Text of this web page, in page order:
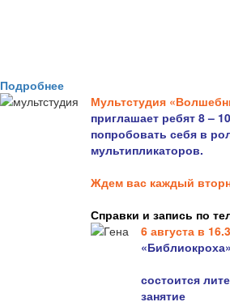
Подробнее
Мультстудия
приглашает ребят 8 –
попробовать себя в
мультипликаторов.
Ждем вас каждый
Справки и запись по
6 августа в 16.3
«Библиокроха»
состоится
занятие